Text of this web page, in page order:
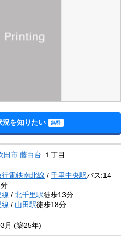
況を知りたい
田市 藤白台 １丁目
電鉄南北線 / 千里中央駅バス:14
線 / 北千里駅徒歩13分
線 / 山田駅徒歩18分
月 (築25年)